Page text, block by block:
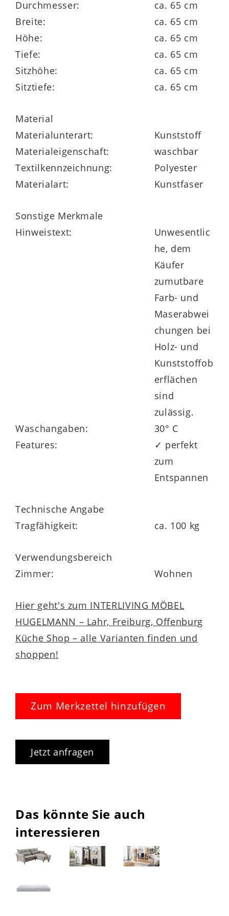
Stauraum. Auf dem Oberboden haben
beispielsweise ein TV-Gerät und
verschiedene Dekorationsgegenstände
Platz. Die Kombikommode misst ca. 188 x
69 x 42 cm (BxHxT).
fungiert als umfassendes und individuell
planbares Möbelprogramm
Made in
Germany, zu dem neben dem Lowboard
zahlreiche weitere hochwertige
Esszimmermöbel im selben oder
genießen Sie die Möglichkeit, Ihr
Esszimmer durch und durch harmonisch
einzurichten. Auf alle Typen der Serie
Durchmesser:
ca. 65 cm
Breite:
ca. 65 cm
Höhe:
ca. 65 cm
Tiefe:
ca. 65 cm
Sitzhöhe:
ca. 65 cm
Sitztiefe:
ca. 65 cm
Material
Materialunterart:
Kunststoff
Materialeigenschaft:
waschbar
Textilkennzeichnung:
Polyester
Materialart:
Kunstfaser
Sonstige Merkmale
Hinweistext:
Unwesentlic
he, dem
Käufer
zumutbare
Farb- und
Maserabwei
chungen bei
Holz- und
Kunststoffob
erflächen
sind
zulässig.
Waschangaben:
30° C
Features:
✓ perfekt
zum
Entspannen
Technische Angabe
Tragfähigkeit:
ca. 100 kg
Verwendungsbereich
Zimmer:
Wohnen
Hier geht's zum INTERLIVING MÖBEL
HUGELMANN – Lahr, Freiburg, Offenburg
Küche Shop – alle Varianten finden und
shoppen!
Zum Merkzettel hinzufügen
Jetzt anfragen
Das könnte Sie auch
interessieren